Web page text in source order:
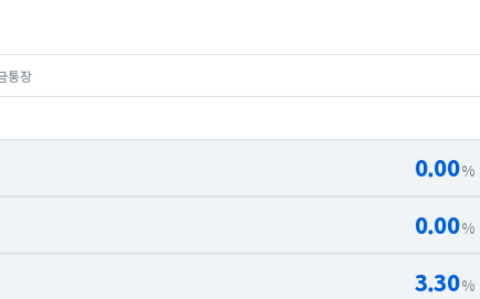
통장
0.00%
0.00%
3.30%